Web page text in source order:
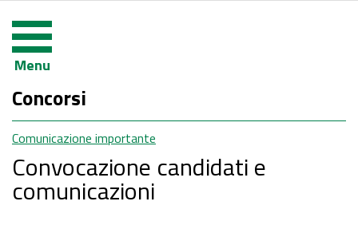
Menu
Concorsi
Comunicazione importante
Convocazione candidati e
comunicazioni